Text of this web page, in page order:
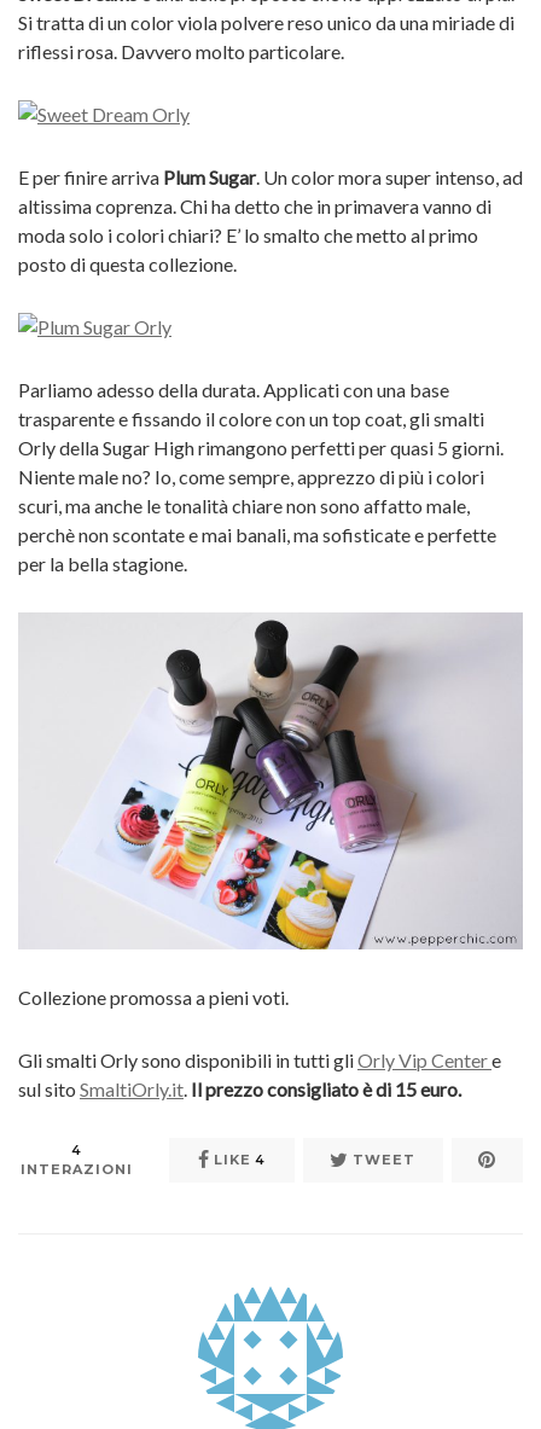
Si tratta di un color viola polvere reso unico da una miriade di
riflessi rosa. Davvero molto particolare.
E per finire arriva Plum Sugar. Un color mora super intenso, ad
altissima coprenza. Chi ha detto che in primavera vanno di
moda solo i colori chiari? E’ lo smalto che metto al primo
posto di questa collezione.
Parliamo adesso della durata. Applicati con una base
trasparente e fissando il colore con un top coat, gli smalti
Orly della Sugar High rimangono perfetti per quasi 5 giorni.
Niente male no? Io, come sempre, apprezzo di più i colori
scuri, ma anche le tonalità chiare non sono affatto male,
perchè non scontate e mai banali, ma sofisticate e perfette
per la bella stagione.
Collezione promossa a pieni voti.
Gli smalti Orly sono disponibili in tutti gliOrly Vip Centere
sul sito SmaltiOrly.it Il prezzo consigliato è di 15 euro.
4
INTERAZIONI
LIKE 4 TWEET